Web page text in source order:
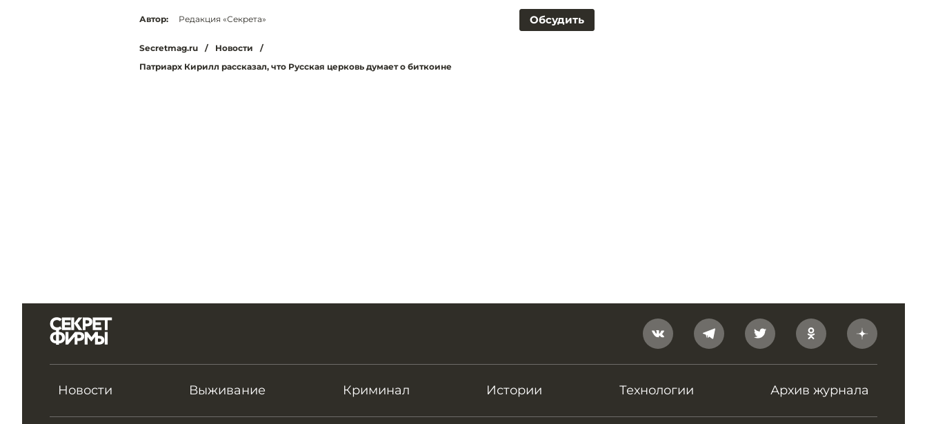
Обсудить
Автор: Редакция «Секрета»
Secretmag.ru / Новости
/
Патриарх Кирилл рассказал, что Русская церковь думает о биткоине
Новости Выживание Криминал Истории Технологии Архив журнала